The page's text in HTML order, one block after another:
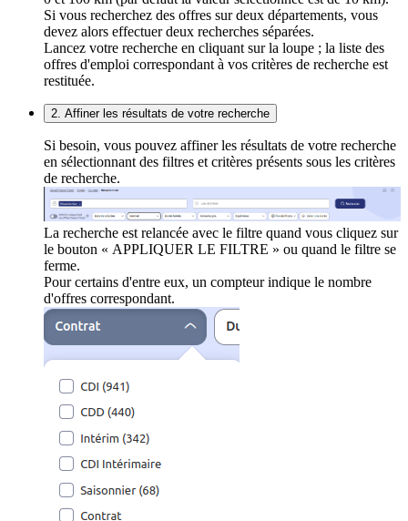
Si vous recherchez des offres sur deux départements, vous
devez alors effectuer deux recherches séparées.
Lancez votre recherche en cliquant sur la loupe ; la liste des
offres d'emploi correspondant à vos critères de recherche est
restituée.
2. Affiner les résultats de votre recherche
Si besoin, vous pouvez affiner les résultats de votre recherche
en sélectionnant des filtres et critères présents sous les critères
de recherche.
La recherche est relancée avec le filtre quand vous cliquez sur
le bouton « APPLIQUER LE FILTRE » ou quand le filtre se
ferme.
Pour certains d'entre eux, un compteur indique le nombre
d'offres correspondant.